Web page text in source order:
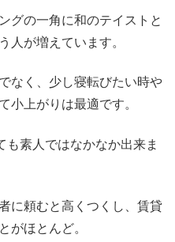
グの一角に和のテイストと
人が増えています。
なく、少し寝転びたい時や
小上がりは最適です。
素人ではなかなか出来ま
に頼むと高くつくし、賃貸
がほとんど。